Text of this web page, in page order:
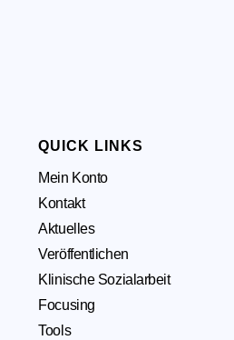
QUICK LINKS
Mein Konto
Kontakt
Aktuelles
Veröffentlichen
Klinische Sozialarbeit
Focusing
Tools